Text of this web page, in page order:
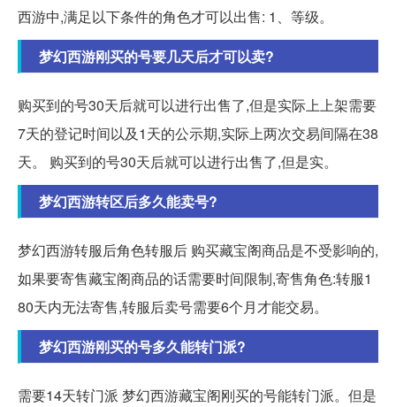
西游中,满足以下条件的角色才可以出售: 1、等级。
梦幻西游刚买的号要几天后才可以卖?
购买到的号30天后就可以进行出售了,但是实际上上架需要
7天的登记时间以及1天的公示期,实际上两次交易间隔在38
天。 购买到的号30天后就可以进行出售了,但是实。
梦幻西游转区后多久能卖号?
梦幻西游转服后角色转服后 购买藏宝阁商品是不受影响的,
如果要寄售藏宝阁商品的话需要时间限制,寄售角色:转服1
80天内无法寄售,转服后卖号需要6个月才能交易。
梦幻西游刚买的号多久能转门派?
需要14天转门派 梦幻西游藏宝阁刚买的号能转门派。但是